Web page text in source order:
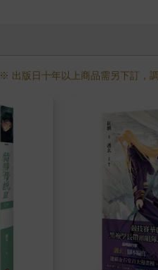
※ 出版日十年以上商品需另下訂，